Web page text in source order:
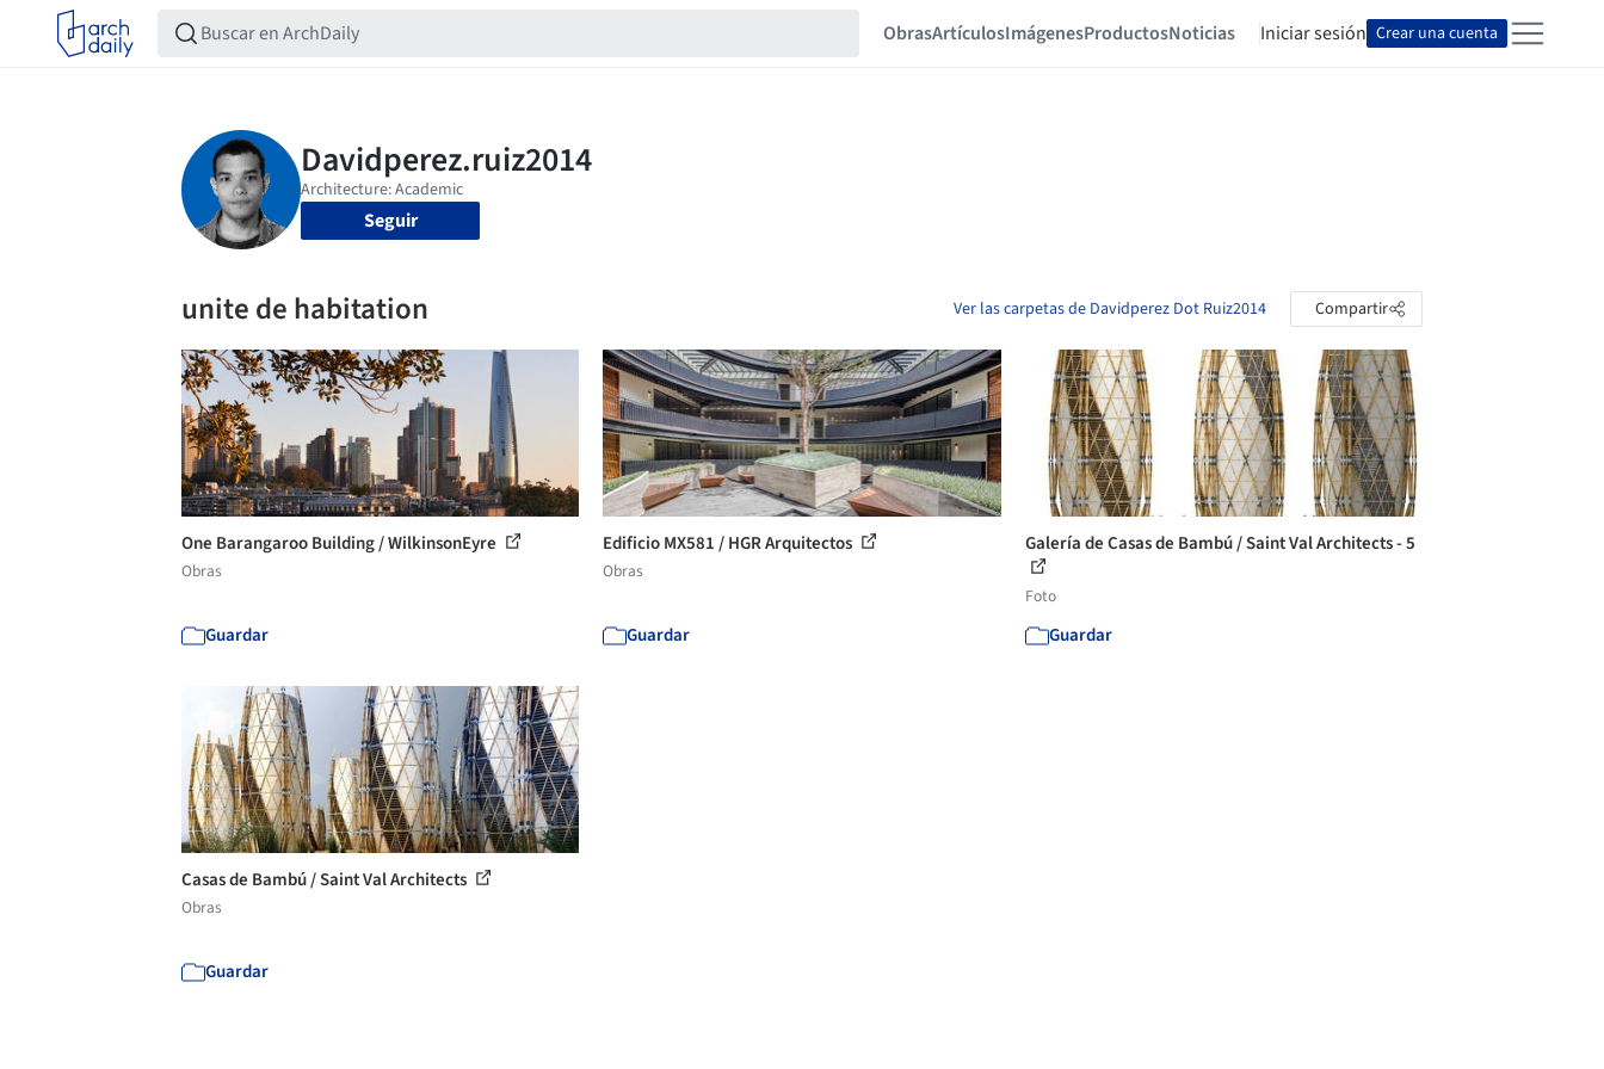
ObrasArtículosImágenesProductosNoticias Iniciar sesión Crear una cuenta
Seguir
unite de habitation Ver las carpetas de Davidperez Dot Ruiz2014 Compartir
One Barangaroo Building / WilkinsonEyre
Obras
Guardar
Edificio MX581 / HGR Arquitectos
Obras
Guardar
Galería de Casas de Bambú / Saint Val Architects - 5
Foto
Guardar
Casas de Bambú / Saint Val Architects
Obras
Guardar